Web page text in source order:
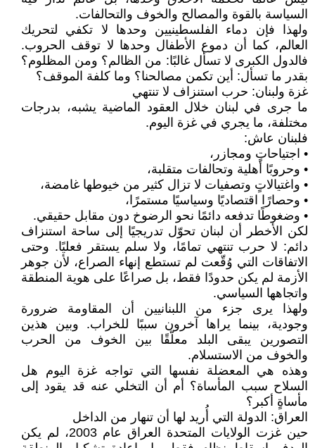
السياسة بالقوة والمصالح والخوف والتحالفات.
ولهذا فإن دماء الفلسطينيين وحدها لا تكفي لتحريك
العالم، كما أن دموع الأطفال وحدها لا توقف الحروب.
فالدول الكبرى لا تسأل غالبًا: من الظالم؟ ومن المظلوم؟
بقدر ما تسأل: أين تكمن مصالحنا؟ وما كلفة الموقف؟
غزة ولبنان: حرب استنزاف لا تنتهي
ما جرى في لبنان خلال العقود الماضية يشبه، بدرجات
مختلفة، ما يجري في غزة اليوم.
فلبنان عاش:
• اجتياحاتٍ ومجازر،
• وحروبًا أهلية وتحالفات متقلبة،
• واغتيالاتٍ وتصفيات لا تزال كثير من خيوطها غامضة،
• وحصارًا اقتصاديًا وسياسيًا مستمرًا،
• وضغوطًا تدفعه دائمًا نحو الرضوخ دون مقابل حقيقي.
لكن الأخطر أن لبنان تحوّل تدريجيًا إلى ساحة استنزاف
دائم: لا حرب تنتهي تمامًا، ولا سلم يستقر فعليًا. وحتى
الاتفاقات التي وُقّعت لم تستطع إنهاء الصراع، لأن جوهر
الأزمة لم يكن حدودًا فقط، بل صراعًا على هوية المنطقة
واتجاهها السياسي.
ولهذا يرى جزء من اللبنانيين أن المقاومة ضرورة
وجودية، بينما يراها آخرون سببًا للخراب. وبين هذين
التصورين يبقى البلد معلّقًا بين الخوف من الحرب
والخوف من الاستسلام.
وهذه هي المعضلة نفسها التي تواجه غزة اليوم هل
السلاح سبب المأساة؟ أم أن التخلي عنه قد يقود إلى
مأساةٍ أكبر؟
العراق: الدولة التي أُريد لها أن تنهار من الداخل
حين غزت الولايات المتحدة العراق عام 2003، لم يكن